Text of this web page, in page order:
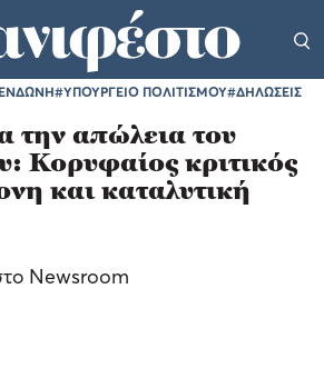
#ΥΠΟΥΡΓΕΙΟ ΠΟΛΙΤΙΣΜΟΥ#ΔΗΛΩΣΕΙΣ
την απώλεια του
Κορυφαίος κριτικός
και καταλυτική
Newsroom